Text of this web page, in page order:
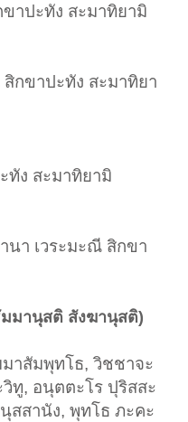
าปะทัง สะมาทิยามิ
สิกขาปะทัง สะมาทิยา
ทัง สะมาทิยามิ
นา เวระมะณี สิกขา
มานุสติ สังฆานุสติ)
าสัมพุทโธ, วิชชาจะ
ทู, อนุตตะโร ปุริสสะ
สสานัง, พุทโธ ภะคะ